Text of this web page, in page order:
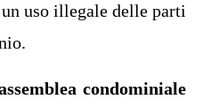
uso illegale delle parti
condominiale